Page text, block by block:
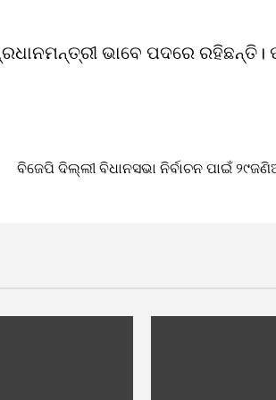
ଭାବେ ପଦରେ ରହିଛନ୍ତି।
ବିଜେପି ଦିଲ୍ଲୀ ବିଧାନସଭା ନିର୍ବାଚନ ପାଇଁ